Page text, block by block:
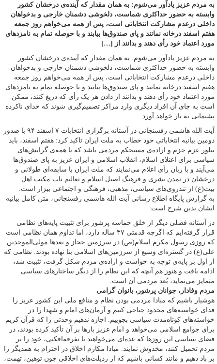
به مردم عزیز یادآور می‌شوم: به همان مقدار که آینده‌ی درخشان کشور
وابسته به حضور حداکثری شماست، دلخوشی‌ دشمنان خارجی و بدخواهان
داخلی درعدم مشارکت انتخاباتی است، پس از همه می‌خواهم روز جمعه
هفتم اسفند درخانه نمانند و پای صندوق‌ها بیابند و با حوصله تمام به نامزدهای
مورد اعتماد خود رأی دهند و بدانند از […]
به مردم عزیز یادآور می‌شوم: به همان مقدار که آینده‌ی درخشان کشور
وابسته به حضور حداکثری شماست، دلخوشی‌ دشمنان خارجی و بدخواهان
داخلی درعدم مشارکت انتخاباتی است، پس از همه می‌خواهم روز جمعه
هفتم اسفند درخانه نمانند و پای صندوق‌ها بیابند و با حوصله تمام به نامزدهای
مورد اعتماد خود رأی دهند و بدانند از دادن هر یک رأی که دریغ کنند، ممکن
است به جای آن افراد دیگری وارد مراکز تصمیم‌گیری شوند که خدای ناکرده
پشیمانی به بار خواهد آورد
آیت الله هاشمی رفسنجانی در آستانه برگزاری انتخابات ۷ اسفند ۹۴ با صدور
دومین بیانیه انتخاباتی خود خطاب به ملت ایران تاکید کرد: هفتم اسفند، باید
تبلور عزم جزم و اراده‌ی مستحکم مردمی باشد که با همه‌ی گرایش‌های
سیاسی برای اعتلای اسلام، انقلاب اسلامی و ایران عزیز به پای صندوق‌ها
می‌آیند و با زبان رأی اعلام می‌نمایند که ملت ایران با سابقه‌ای طولانی و
درخشان در تمدن بشری و فرهنگ اصیل اسلام و تعالیم ناب مکتب اهل
بیت(ع) از تندروی‌های سیاسی، مذهبی، فرهنگی و اجتماعی بیزار است.
به گزارش پایگاه اطلاع رسانی آیت الله هاشمی رفسنجانی، متن کامل بیانیه
ایشان بدین شرح است:
در آستانه فصلی دیگر از خلق حماسه پرشور برای تثبیت پایه‌های نظامی
قرار گرفته‌ایم که اگرچه قدمتی ۳۷ ساله دارد، اما تداوم همان نظامی است
که روزی رسول مکرم اسلام(ص) در سرزمین حجاز و بعدها مولی‌الموحدین
علی(ع) در گستره‌ای وسیع از سرزمین‌های اسلامی بنا نهاده بودند. نظامی که
از اول بر پایه‌ی توجه به خواست و اراده‌ی مردم شکل گرفت، تثبیت شد،
ادامه یافت و هنوز هم آنچه که این نظام را از دیگر ساختارهای سیاسی
متمایز می‌نماید، بُعد مردمی آن است.
مردم وفادار، جوانان پرشور، بانوان گرامی
هوشیار باشیم که مبادا مردمی بودن نظام و منافع ملی این کشور عزیز را
فدای خواسته‌های محدود جناحی کنیم و آرمان‌های امام و شهدا را در
خواسته‌های کوتاه‌مدت سیاسی بجوییم. اجازه ندهیم وحدتی را که قرآن کریم
برای جوامع اسلامی می‌خواهد و امام عزیز بارها بر آن تأکید کرده بودند، در
فضای سیاسی این روزها که عده‌ای می‌خواهند با تفرقه‌افکنی، خود را بر
مردم تحمیل کنند، مخدوش نمایند. مبادا مکارم اخلاق در احترام به همدیگر را
بر باد دهیم و مانند کسانی باشیم که از رذیلت‌های اخلاقی چون توهین، تهمت،